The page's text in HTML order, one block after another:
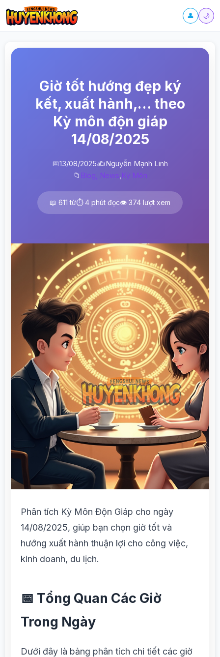
👤 🌙
Giờ tốt hướng đẹp ký
kết, xuất hành,… theo
Kỳ môn độn giáp
14/08/2025
📅13/08/2025✍️Nguyễn Mạnh Linh
📁 Blog, News,Kỳ Môn
📖 611 từ⏱️ 4 phút đọc👁️ 374 lượt xem
Phân tích Kỳ Môn Độn Giáp cho ngày
14/08/2025, giúp bạn chọn giờ tốt và
hướng xuất hành thuận lợi cho công việc,
kinh doanh, du lịch.
📅 Tổng Quan Các Giờ
Trong Ngày
Dưới đây là bảng phân tích chi tiết các giờ